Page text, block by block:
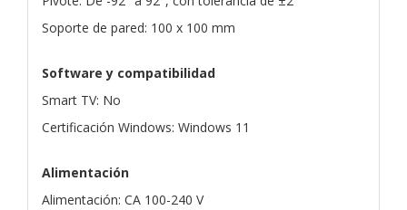
Soporte de pared: 100 x 100 mm
Software y compatibilidad
Smart TV: No
Certificación Windows: Windows 11
Alimentación
Alimentación: CA 100-240 V